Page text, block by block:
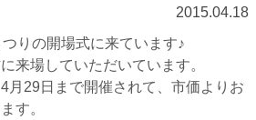
2015.04.18
りの開場式に来ています♪
来場していただいています。
月29日まで開催されて、市価よりお
す。